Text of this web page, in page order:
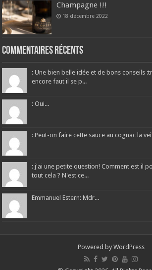
Champagne !!!
18 décembre 2022
Commentaires récents
: Une bien belle idée et de bons conseils
encore faut il se p...
: Oui...
: Peut-on faire cette sauce au cognac la
: j'ai une petite question! Comment est il
tout cela ? N'est ce...
Emmanuel Estern: Mdr...
Powered by WordPress